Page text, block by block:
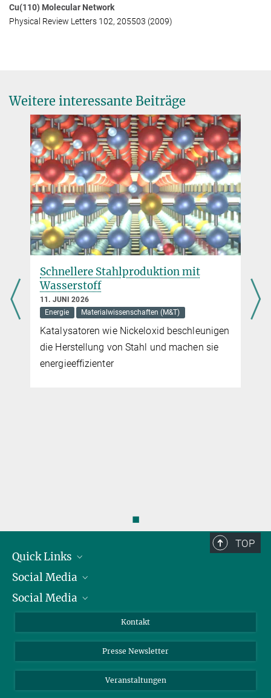
Cu(110) Molecular Network
Physical Review Letters 102, 205503 (2009)
Weitere interessante Beiträge
Schnellere Stahlproduktion mit
Wasserstoff
11. JUNI 2026
Energie
Materialwissenschaften (M&T)
Katalysatoren wie Nickeloxid beschleunigen
die Herstellung von Stahl und machen sie
energieeffizienter
◼
TOP
Quick Links
Präsident
Zahlen und Fakten
Meldestelle Fehlverhalten
Social Media
Bluesky
Social Media
YouTube
Kontakt
Presse Newsletter
Veranstaltungen